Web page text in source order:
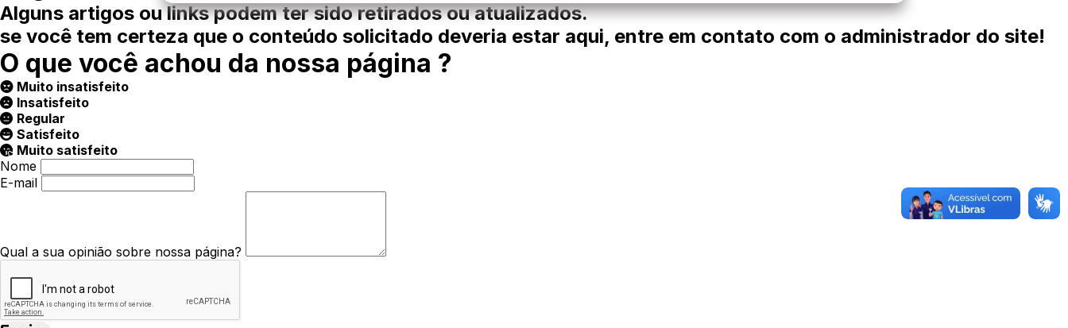
Alguns artigos ou links podem ter sido retirados ou atualizados.
se você tem certeza que o conteúdo solicitado deveria estar aqui, entre em contato com o administrador do site!
O que você achou da nossa página ?
Muito insatisfeito
Insatisfeito
Regular
Satisfeito
Muito satisfeito
Nome
E-mail
Qual a sua opinião sobre nossa página?